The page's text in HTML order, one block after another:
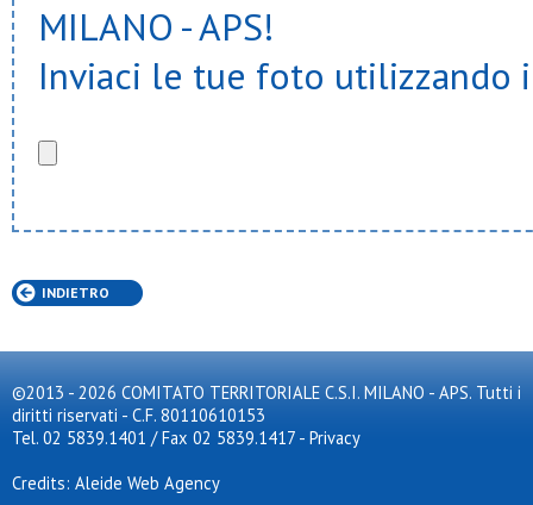
MILANO - APS!
Inviaci le tue foto utilizzando
INDIETRO
©2013 - 2026 COMITATO TERRITORIALE C.S.I. MILANO - APS. Tutti i
diritti riservati - C.F. 80110610153
Tel. 02 5839.1401 / Fax 02 5839.1417 - Privacy
Credits: Aleide Web Agency